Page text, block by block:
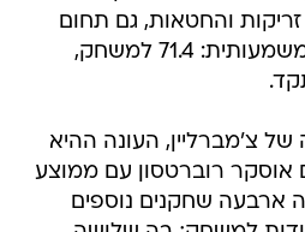
והחטאות, גם תחום
הריבאונדים היה שונה משמעותית: 71.4 למשחק,
צ'מברליין, העונה ההיא
אוסקר רוברטסון עם ממוצע
ארבעה שחקנים נוספים